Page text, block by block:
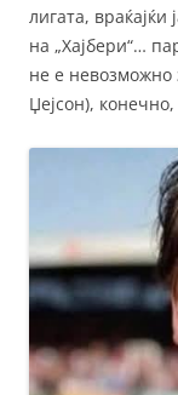
лигата,
на „Хајбери“…
не е невозможно
Џејсон),